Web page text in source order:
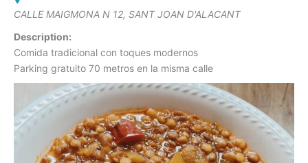
CALLE MAIGMONA N 12, SANT JOAN D'ALACANT
Description:
Comida tradicional con toques modernos
Parking gratuito 70 metros en la misma calle